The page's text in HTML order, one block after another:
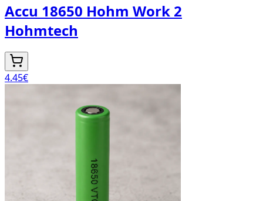
Accu 18650 Hohm Work 2
Hohmtech
4.45€